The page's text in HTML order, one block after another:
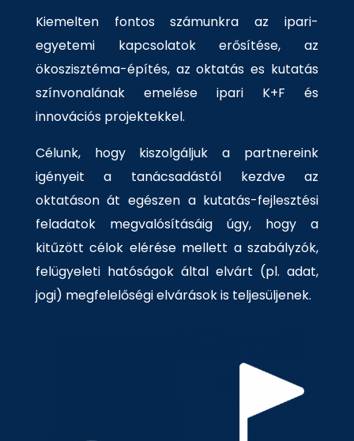
Kiemelten fontos számunkra az ipari-
egyetemi kapcsolatok erősítése, az
ökoszisztéma-építés, az oktatás es kutatás
színvonalának emelése ipari K+F és
innovációs projektekkel.
Célunk, hogy kiszolgáljuk a partnereink
igényeit a tanácsadástól kezdve az
oktatáson át egészen a kutatás-fejlesztési
feladatok megvalósításáig úgy, hogy a
kitűzött célok elérése mellett a szabályzók,
felügyeleti hatóságok által elvárt (pl. adat,
jogi) megfelelőségi elvárások is teljesüljenek.